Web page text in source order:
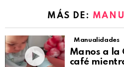
MÁS DE:
Manualidades
Manos a la
café